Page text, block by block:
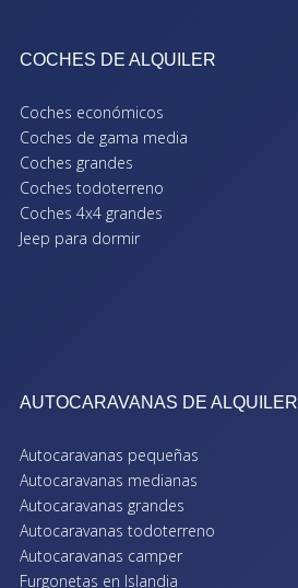
COCHES DE ALQUILER
Coches económicos
Coches de gama media
Coches grandes
Coches todoterreno
Coches 4x4 grandes
Jeep para dormir
AUTOCARAVANAS DE ALQUILER
Autocaravanas pequeñas
Autocaravanas medianas
Autocaravanas grandes
Autocaravanas todoterreno
Autocaravanas camper
Furgonetas en Islandia